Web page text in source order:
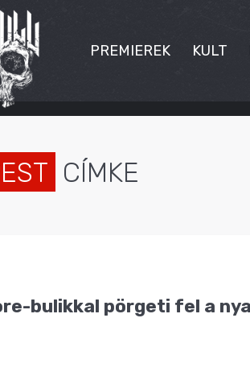
PREMIEREK KULT
CÍMKE
bulikkal pörgeti fel a